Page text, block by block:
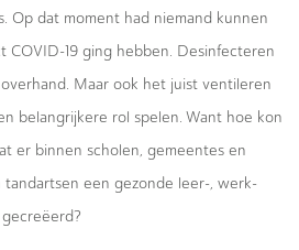
Op dat moment had niemand kunnen
COVID-19 ging hebben. Desinfecteren
Maar ook het juist ventileren
belangrijkere rol spelen. Want hoe kon
er binnen scholen, gemeentes en
tandartsen een gezonde leer-, werk-